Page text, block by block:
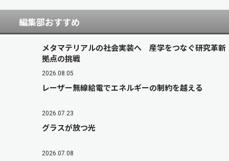
編集部おすすめ
メタマテリアルの社会実装へ 産学をつなぐ研究革新
拠点の挑戦
2026.08.05
レーザー無線給電でエネルギーの制約を越える
2026.07.23
グラスが放つ光
2026.07.08